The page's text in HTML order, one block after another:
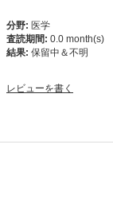
分野: 医学
査読期間: 0.0 month(s)
結果: 保留中＆不明
レビューを書く